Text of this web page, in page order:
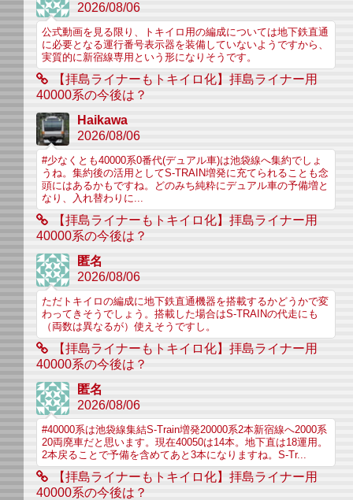
2026/08/06
公式動画を見る限り、トキイロ用の編成については地下鉄直通
に必要となる運行番号表示器を装備していないようですから、
実質的に新宿線専用という形になりそうです。
【拝島ライナーもトキイロ化】拝島ライナー用
40000系の今後は？
Haikawa
2026/08/06
#少なくとも40000系0番代(デュアル車)は池袋線へ集約でしょ
うね。集約後の活用としてS-TRAIN増発に充てられることも念
頭にはあるかもですね。どのみち純粋にデュアル車の予備増と
なり、入れ替わりに...
【拝島ライナーもトキイロ化】拝島ライナー用
40000系の今後は？
匿名
2026/08/06
ただトキイロの編成に地下鉄直通機器を搭載するかどうかで変
わってきそうでしょう。搭載した場合はS-TRAINの代走にも
（両数は異なるが）使えそうですし。
【拝島ライナーもトキイロ化】拝島ライナー用
40000系の今後は？
匿名
2026/08/06
#40000系は池袋線集結S-Train増発20000系2本新宿線へ2000系
20両廃車だと思います。現在40050は14本。地下直は18運用。
2本戻ることで予備を含めてあと3本になりますね。S-Tr...
【拝島ライナーもトキイロ化】拝島ライナー用
40000系の今後は？